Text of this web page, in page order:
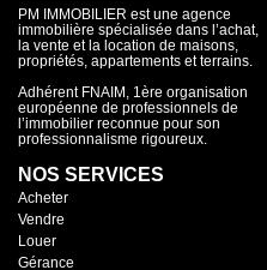
PM IMMOBILIER est une agence
immobilière spécialisée dans l’achat,
la vente et la location de maisons,
propriétés, appartements et terrains.
Adhérent FNAIM, 1ère organisation
européenne de professionnels de
l’immobilier reconnue pour son
professionnalisme rigoureux.
NOS SERVICES
Acheter
Vendre
Louer
Gérance